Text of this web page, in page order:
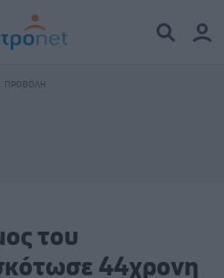
του
44χρονη